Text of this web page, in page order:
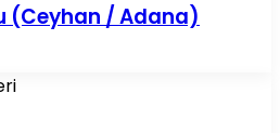
(Ceyhan / Adana)